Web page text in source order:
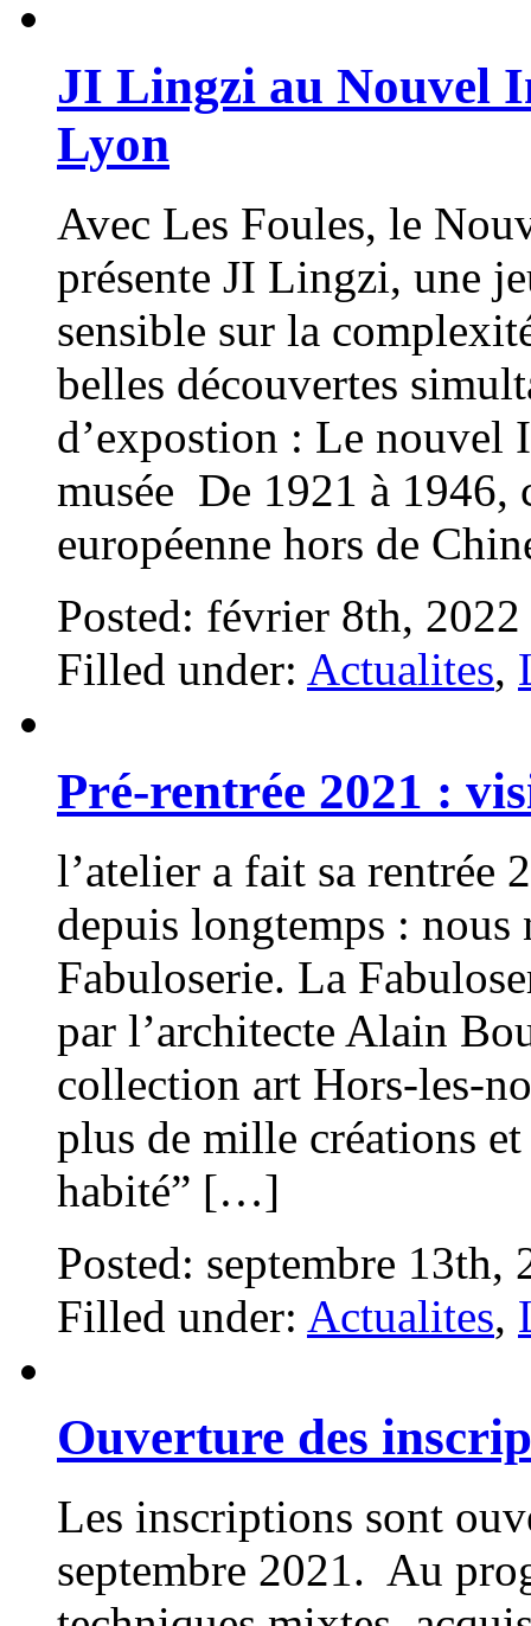
JI Lingzi au Nouvel
Lyon
Avec Les Foules, le
présente JI Lingzi, une
sensible sur la
belles découvertes
d’expostion : Le nouvel
musée De 1921 à 1946,
européenne hors de
Posted: février 8th,
Filled under: Actualites,
Pré-rentrée 2021 :
l’atelier a fait sa rentrée
depuis longtemps : nous
Fabuloserie. La
par l’architecte Alain
collection art Hors-les-
plus de mille créations
habité” […]
Posted: septembre 13th,
Filled under: Actualites,
Ouverture des
Les inscriptions sont
septembre 2021. Au